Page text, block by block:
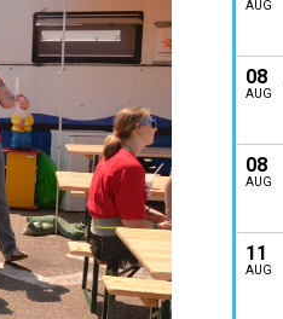
AUG
08
AUG
08
AUG
11
AUG